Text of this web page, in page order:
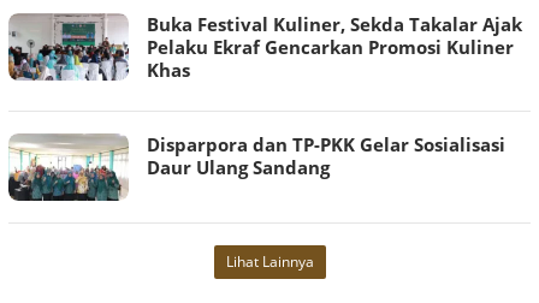
Buka Festival Kuliner, Sekda Takalar Ajak
Pelaku Ekraf Gencarkan Promosi Kuliner
Khas
Disparpora dan TP-PKK Gelar Sosialisasi
Daur Ulang Sandang
Lihat Lainnya